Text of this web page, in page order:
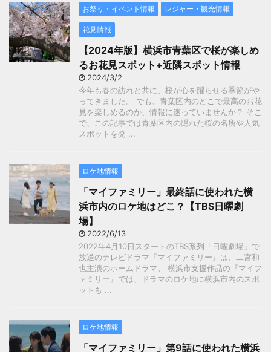
お祭り・イベント情報 レジャー・観光情報
花見情報
【2024年版】横浜市青葉区で桜が楽しめ
るお花見スポット+近隣スポット情報
2024/3/2
今年も春の訪れと共に、桜が心を躍らせる季節がや
ってきました。 でも、青葉区内のどこで最高のお花
見を楽しめるのか、情報に迷っていませんか？ そこ
で、この記事では青葉区内の隠れた桜の名所や人気
スポットを発 ...
ロケ地情報
「マイファミリー」最終話に使われた横
浜市内のロケ地はどこ？【TBS日曜劇
場】
2022/6/13
2022年4月10日スタートのTBS系列「日曜劇場」で
放送のテレビドラマ『マイファミリー』は、二宮和
也主演のホームドラマ。 横浜市支援作品の『マイフ
ァミリー』では、ドラマのロケ地に横浜市内のスポ
ットも ...
ロケ地情報
「マイファミリー」第9話に使われた横浜